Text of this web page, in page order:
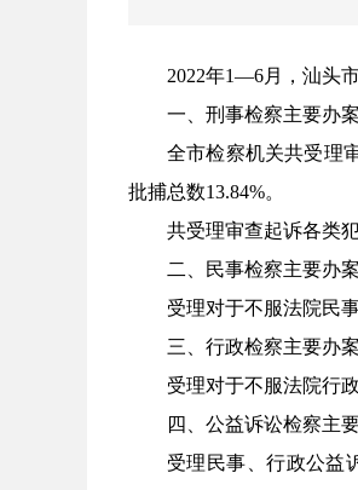
2022年1—6月，汕头
一、刑事检察主要办
全市检察机关共受理
批捕总数13.84%。
共受理审查起诉各类
二、民事检察主要办
受理对于不服法院民
三、行政检察主要办
受理对于不服法院行
四、公益诉讼检察主
受理民事、行政公益